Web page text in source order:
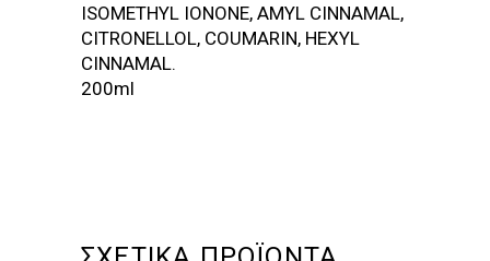
ISOMETHYL IONONE, AMYL CINNAMAL,
CITRONELLOL, COUMARIN, HEXYL
CINNAMAL.
200ml